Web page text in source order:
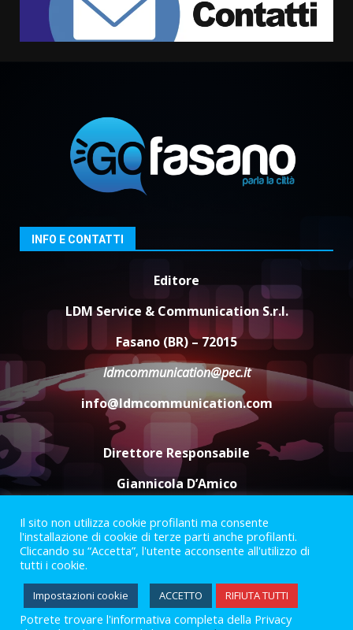
1
voce di Antonella Losavio
incanta la piazza
fasanesi”
10 Agosto 2026 06:05
3
Grande successo per la “Sagra
9 Agosto 2026 07:32
Serie D, l’Us Fasano non molla e
conferma di voler ricorrere per
ottenere l’iscrizione
8 Agosto 2026 19:55
La Banda Città di Fasano apre
ufficialmente la Festa di
Savelletri
8 Agosto 2026 11:00
INFO E CONTATTI
Editore
LDM Service & Communication S.r.l.
Fasano (BR) – 72015
ldmcommunication@pec.it
info@ldmcommunication.com
Direttore Responsabile
Giannicola D’Amico
Termini e Condizioni
Privacy Policy
Informazioni Legali
Facebook
Instagram
Youtube
2023 © Gofasano|Powered byCreativestudio
Il sito non utilizza cookie profilanti ma consente
l'installazione di cookie di terze parti anche profilanti.
Cliccando su “Accetta”, l'utente acconsente all'utilizzo di
tutti i cookie.
Impostazioni cookie ACCETTO RIFIUTA TUTTI
Potrete trovare l'informativa completa della Privacy